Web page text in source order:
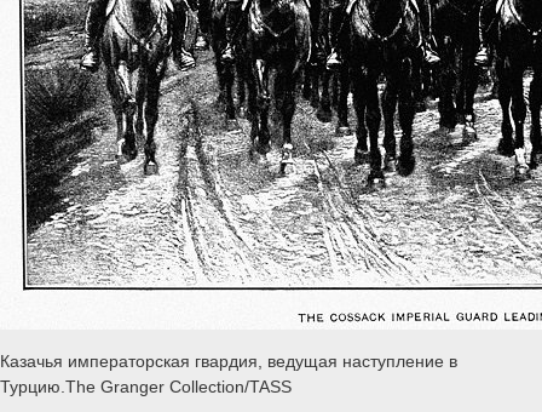
Казачья императорская гвардия, ведущая наступление в
Турцию.The Granger Collection/TASS